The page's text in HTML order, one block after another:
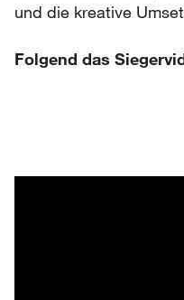
und die kreative
Folgend das